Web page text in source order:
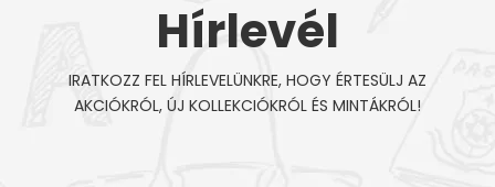
Hírlevél
IRATKOZZ FEL HÍRLEVELÜNKRE, HOGY ÉRTESÜLJ AZ
AKCIÓKRÓL, ÚJ KOLLEKCIÓKRÓL ÉS MINTÁKRÓL!